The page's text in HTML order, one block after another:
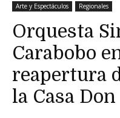
Arte y Espectáculos
Regionales
Orquesta
Carabobo
reapertura
la Casa